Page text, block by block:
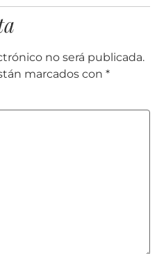
no será publicada.
marcados con *